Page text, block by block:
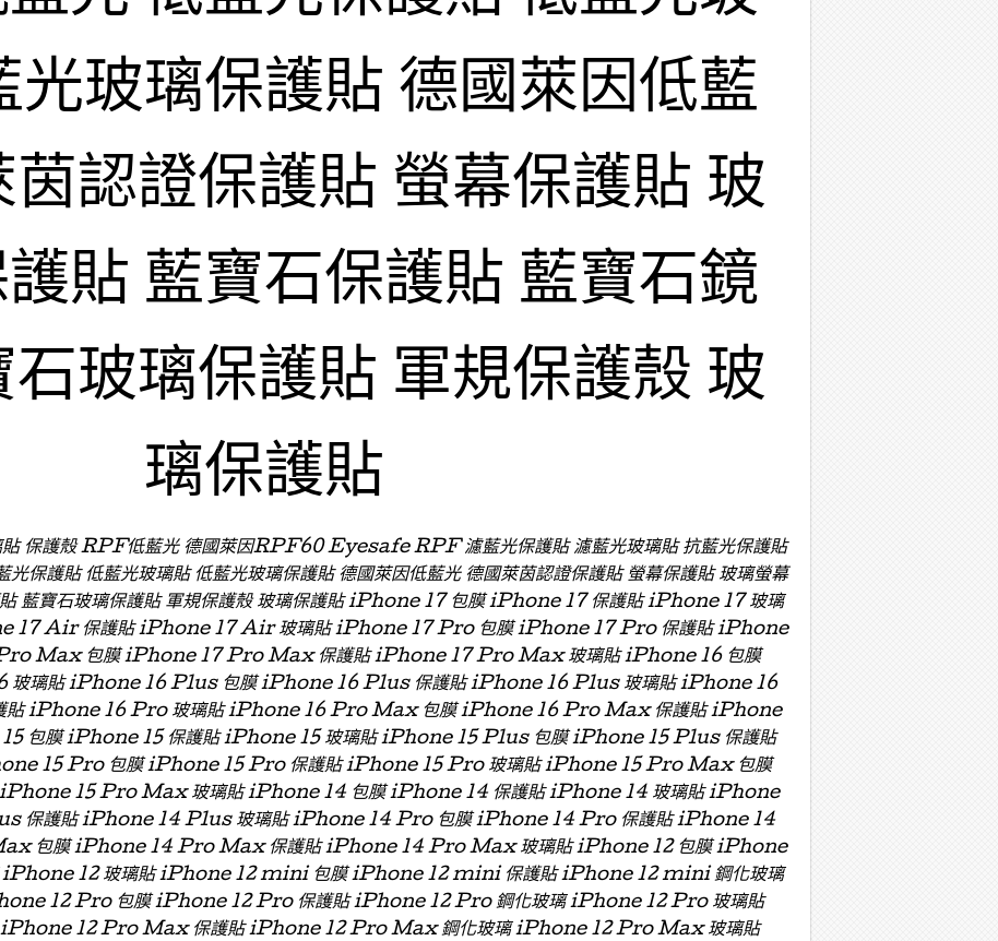
光玻璃保護貼 德國萊因低藍
茵認證保護貼 螢幕保護貼 玻
貼 藍寶石保護貼 藍寶石鏡
石玻璃保護貼 軍規保護殼 玻
璃保護貼
保護殼 RPF低藍光 德國萊因RPF60 Eyesafe RPF 濾藍光保護貼 濾藍光玻璃貼 抗藍光保護貼
光保護貼 低藍光玻璃貼 低藍光玻璃保護貼 德國萊因低藍光 德國萊茵認證保護貼 螢幕保護貼 玻璃螢幕
貼 藍寶石玻璃保護貼 軍規保護殼 玻璃保護貼 iPhone 17 包膜 iPhone 17 保護貼 iPhone 17 玻璃
17 Air 保護貼 iPhone 17 Air 玻璃貼 iPhone 17 Pro 包膜 iPhone 17 Pro 保護貼 iPhone
Max 包膜 iPhone 17 Pro Max 保護貼 iPhone 17 Pro Max 玻璃貼 iPhone 16 包膜
玻璃貼 iPhone 16 Plus 包膜 iPhone 16 Plus 保護貼 iPhone 16 Plus 玻璃貼 iPhone 16
貼 iPhone 16 Pro 玻璃貼 iPhone 16 Pro Max 包膜 iPhone 16 Pro Max 保護貼 iPhone
包膜 iPhone 15 保護貼 iPhone 15 玻璃貼 iPhone 15 Plus 包膜 iPhone 15 Plus 保護貼
15 Pro 包膜 iPhone 15 Pro 保護貼 iPhone 15 Pro 玻璃貼 iPhone 15 Pro Max 包膜
15 Pro Max 玻璃貼 iPhone 14 包膜 iPhone 14 保護貼 iPhone 14 玻璃貼 iPhone
保護貼 iPhone 14 Plus 玻璃貼 iPhone 14 Pro 包膜 iPhone 14 Pro 保護貼 iPhone 14
包膜 iPhone 14 Pro Max 保護貼 iPhone 14 Pro Max 玻璃貼 iPhone 12 包膜 iPhone
iPhone 12 玻璃貼 iPhone 12 mini 包膜 iPhone 12 mini 保護貼 iPhone 12 mini 鋼化玻璃
12 Pro 包膜 iPhone 12 Pro 保護貼 iPhone 12 Pro 鋼化玻璃 iPhone 12 Pro 玻璃貼
12 Pro Max 保護貼 iPhone 12 Pro Max 鋼化玻璃 iPhone 12 Pro Max 玻璃貼